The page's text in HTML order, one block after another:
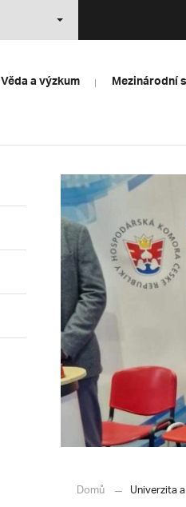
Věda a výzkum Mezinárodní
Domů Univerzita